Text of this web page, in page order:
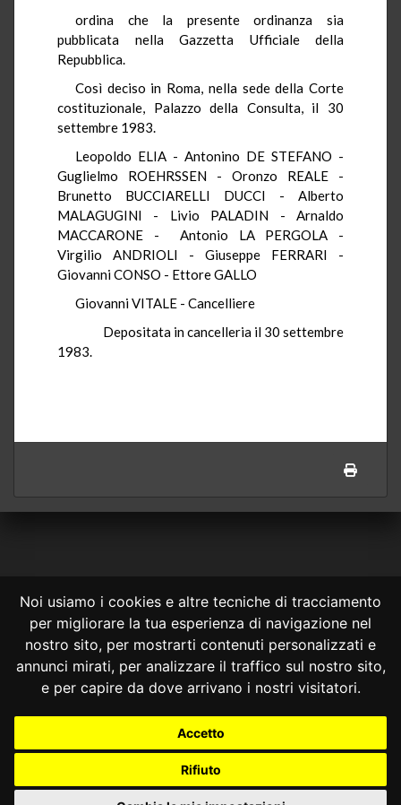
Noi usiamo i cookies e altre tecniche di tracciamento
per migliorare la tua esperienza di navigazione nel
nostro sito, per mostrarti contenuti personalizzati e
annunci mirati, per analizzare il traffico sul nostro sito,
e per capire da dove arrivano i nostri visitatori.
Accetto
Rifiuto
ordina che la presente ordinanza sia
pubblicata nella Gazzetta Ufficiale della
Repubblica.
Così deciso in Roma, nella sede della Corte
costituzionale, Palazzo della Consulta, il 30
settembre 1983.
Leopoldo ELIA - Antonino DE STEFANO -
Guglielmo ROEHRSSEN - Oronzo REALE -
Brunetto BUCCIARELLI DUCCI - Alberto
MALAGUGINI - Livio PALADIN - Arnaldo
MACCARONE - Antonio LA PERGOLA -
Virgilio ANDRIOLI - Giuseppe FERRARI -
Giovanni CONSO - Ettore GALLO
Giovanni VITALE - Cancelliere
Depositata in cancelleria il 30 settembre
1983.
CONSULTA ONLINE DAL 1995 -NOTE LEGALI
Consulta OnLine non ha prodotto e non è responsabile per i contenuti e
le informazioni legali di siti collegati.
costituisce una relazione di consulenza legale.
Nessuno deve confidare o agire in base alle informazioni disponibili in
info@giurcost.org| Giurisprudenza Costituzionale|